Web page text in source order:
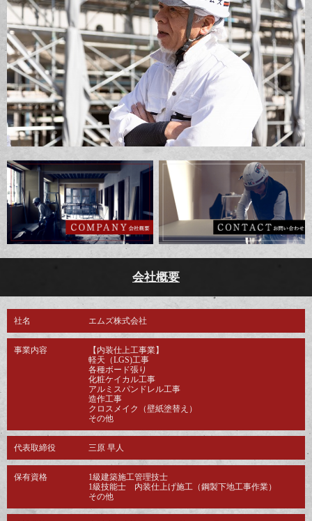
会社概要
社名 エムズ株式会社
事業内容
【内装仕上工事業】
軽天（LGS)工事
各種ボード張り
化粧ケイカル工事
アルミスパンドレル工事
造作工事
クロスメイク（壁紙塗替え）
その他
代表取締役 三原 早人
保有資格
1級建築施工管理技士
1級技能士 内装仕上げ施工（鋼製下地工事作業）
その他